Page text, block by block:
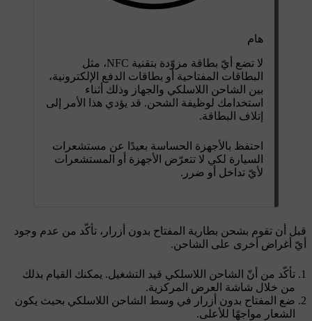
هام
لا تضع أيّ بطاقة مزوّدة بتقنية NFC، مثل
البطاقات المفتاحية أو بطاقات الدفع الإلكترونية،
بين الشاحن اللاسلكي والجهاز وذلك أثناء
استخدامك لوظيفة الشحن. قد يؤدي هذا الأمر إلى
إتلاف البطاقة.
احتفظ بالأجهزة الحساسة بعيدًا عن مستشعرات
السيارة لكي لا تتعرّض الأجهزة أو المستشعرات
لأيّ تداخل أو ضرر.
قبل أن تقوم بشحن بطارية المفتاح بدون أزرار، تأكّد من عدم وجود
أيّ أغراض أخرى على الشاحن.
تأكّد من أنّ الشاحن اللاسلكي قيد التشغيل. يمكنك القيام بذلك
من خلال شاشة العرض المركزية.
ضع المفتاح بدون أزرار في وسط الشاحن اللاسلكي بحيث يكون
الشعار مواجهًا للأعلى.